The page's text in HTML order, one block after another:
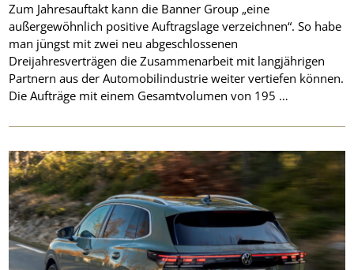
Zum Jahresauftakt kann die Banner Group „eine
außergewöhnlich positive Auftragslage verzeichnen“. So habe
man jüngst mit zwei neu abgeschlossenen
Dreijahresverträgen die Zusammenarbeit mit langjährigen
Partnern aus der Automobilindustrie weiter vertiefen können.
Die Aufträge mit einem Gesamtvolumen von 195 …